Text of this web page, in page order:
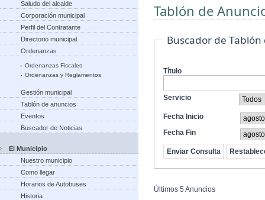
Saludo del alcalde
Corporación municipal
Perfil del Contratante
Directorio municipal
Ordenanzas
Ordenanzas Fiscales
Ordenanzas y Reglamentos
Gestión municipal
Tablón de anuncios
Eventos
Buscador de Noticias
El Municipio
Nuestro municipio
Como llegar
Horarios de Autobuses
Historia
Tablón de
Buscador de
Título
Servicio
Fecha Inicio
Fecha Fin
Últimos 5 Anuncios